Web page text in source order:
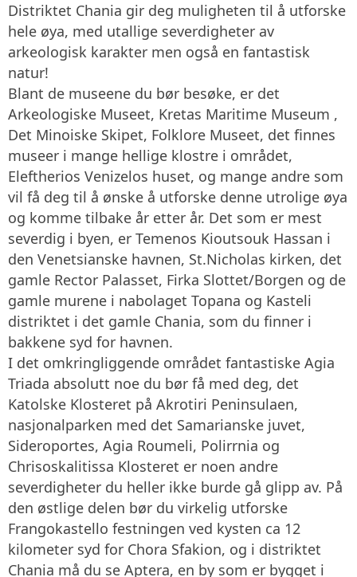
Distriktet Chania gir deg muligheten til å utforske
hele øya, med utallige severdigheter av
arkeologisk karakter men også en fantastisk
natur!
Blant de museene du bør besøke, er det
Arkeologiske Museet, Kretas Maritime Museum ,
Det Minoiske Skipet, Folklore Museet, det finnes
museer i mange hellige klostre i området,
Eleftherios Venizelos huset, og mange andre som
vil få deg til å ønske å utforske denne utrolige øya
og komme tilbake år etter år. Det som er mest
severdig i byen, er Temenos Kioutsouk Hassan i
den Venetsianske havnen, St.Nicholas kirken, det
gamle Rector Palasset, Firka Slottet/Borgen og de
gamle murene i nabolaget Topana og Kasteli
distriktet i det gamle Chania, som du finner i
bakkene syd for havnen.
I det omkringliggende området fantastiske Agia
Triada absolutt noe du bør få med deg, det
Katolske Klosteret på Akrotiri Peninsulaen,
nasjonalparken med det Samarianske juvet,
Sideroportes, Agia Roumeli, Polirrnia og
Chrisoskalitissa Klosteret er noen andre
severdigheter du heller ikke burde gå glipp av. På
den østlige delen bør du virkelig utforske
Frangokastello festningen ved kysten ca 12
kilometer syd for Chora Sfakion, og i distriktet
Chania må du se Aptera, en by som er bygget i